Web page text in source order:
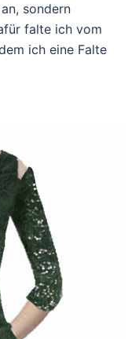
sondern
falte ich vom
ich eine Falte